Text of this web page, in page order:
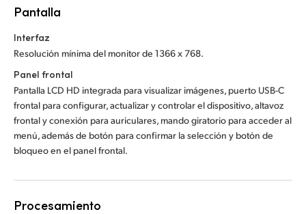
Pantalla
Interfaz
Resolución mínima del monitor de 1366 x 768.
Panel frontal
Pantalla LCD HD integrada para visualizar imágenes, puerto USB-C
frontal para configurar, actualizar y controlar el dispositivo, altavoz
frontal y conexión para auriculares, mando giratorio para acceder al
menú, además de botón para confirmar la selección y botón de
bloqueo en el panel frontal.
Procesamiento